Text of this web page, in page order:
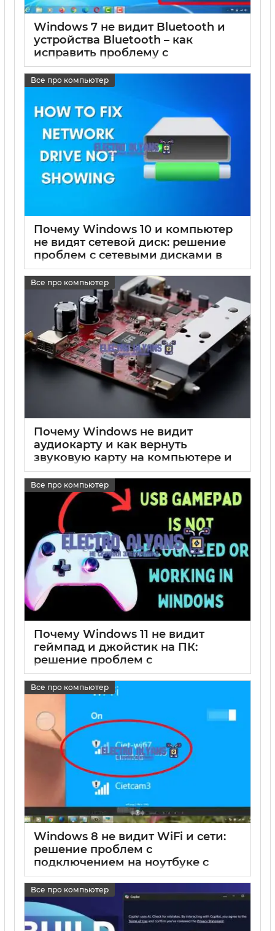
Windows 7 не видит Bluetooth и
устройства Bluetooth – как
исправить проблему с
подключением
17 05 2025 0
Все про компьютер
Почему Windows 10 и компьютер
не видят сетевой диск: решение
проблем с сетевыми дисками в
Windows
17 05 2025 0
Все про компьютер
Почему Windows не видит
аудиокарту и как вернуть
звуковую карту на компьютере и
ноутбуке
17 05 2025 0
Все про компьютер
Почему Windows 11 не видит
геймпад и джойстик на ПК:
решение проблем с
подключением
17 05 2025 0
Все про компьютер
Windows 8 не видит WiFi и сети:
решение проблем с
подключением на ноутбуке с
Windows 8 и 8.1
17 05 2025 0
Все про компьютер